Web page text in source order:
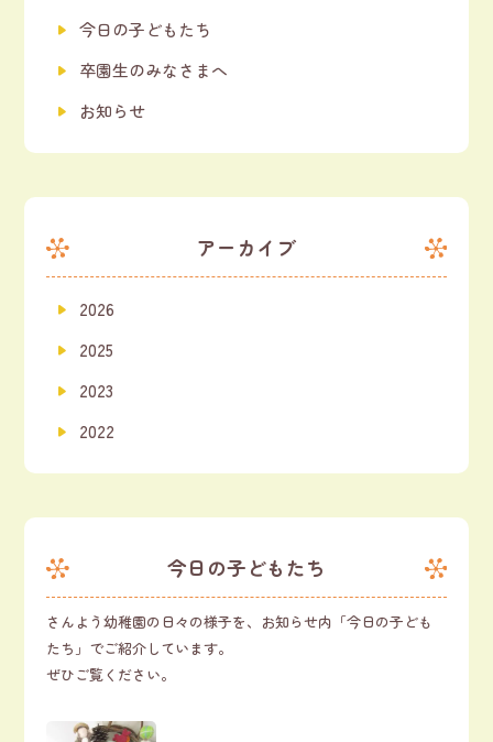
今日の子どもたち
卒園生のみなさまへ
お知らせ
アーカイブ
2026
2025
2023
2022
今日の子どもたち
さんよう幼稚園の日々の様子を、お知らせ内「今日の子ども
たち」でご紹介しています。
ぜひご覧ください。